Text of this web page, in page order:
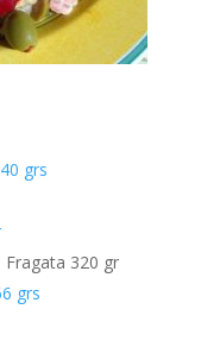
grs
320 gr
grs